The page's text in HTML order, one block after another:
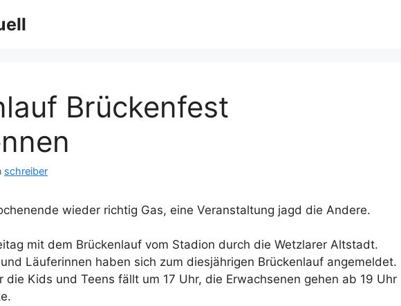
Brückenfest
schreiber
wieder richtig Gas, eine Veranstaltung jagd die Andere.
mit dem Brückenlauf vom Stadion durch die Wetzlarer Altstadt.
Läuferinnen haben sich zum diesjährigen Brückenlauf angemeldet.
die Kids und Teens fällt um 17 Uhr, die Erwachsenen gehen ab 19 Uhr